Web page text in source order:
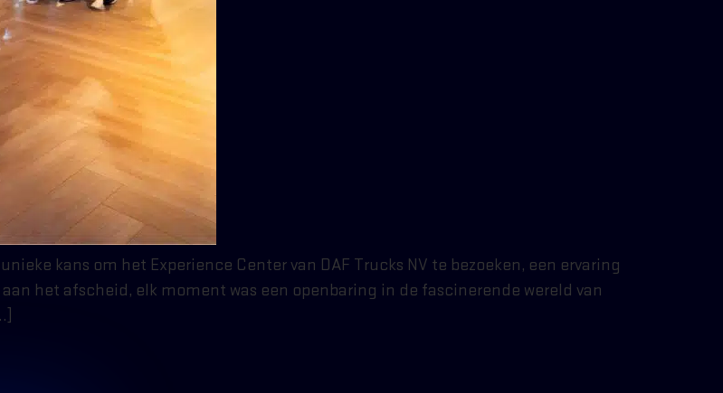
kans om het Experience Center van DAF Trucks NV te bezoeken, een ervaring
het afscheid, elk moment was een openbaring in de fascinerende wereld van